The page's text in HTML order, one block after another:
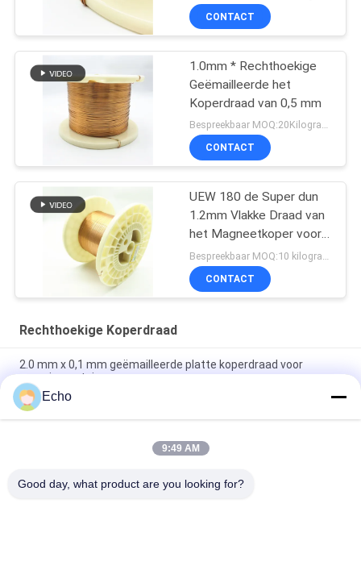
CONTACT
1.0mm * Rechthoekige
Geëmailleerde het
Koperdraad van 0,5 mm
Bespreekbaar MOQ:20Kilogram/Kilograms
CONTACT
UEW 180 de Super dun
1.2mm Vlakke Draad van
het Magneetkoper voor
het Winden
Bespreekbaar MOQ:10 kilogram/Kilogram
CONTACT
Rechthoekige Koperdraad
2.0 mm x 0,1 mm geëmailleerde platte koperdraad voor
energievoertuigen
Super 1,8 mmx0,2 mm UL AIW Emaillebedekte koperen platte
draad voor motor
UEWH Superdunne 1,5 mmx0,1 mm rechthoekige
Echo
9:49 AM
Good day, what product are you looking for?